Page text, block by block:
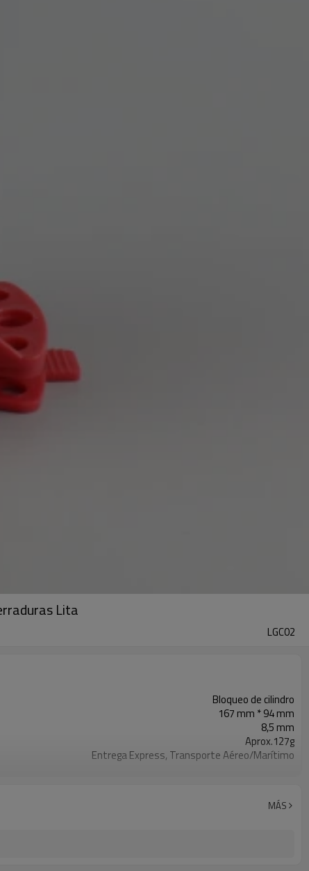
Lita
LGC02
Bloqueo de cilindro
167 mm * 94 mm
8,5 mm
Aprox.127g
Entrega Express, Transporte Aéreo/Marítimo
MÁS